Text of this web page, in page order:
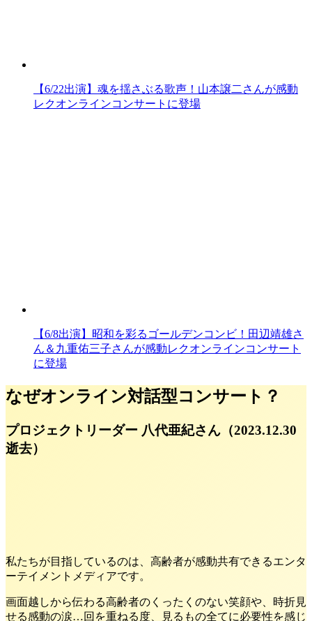
【6/22出演】魂を揺さぶる歌声！山本譲二さんが感動
レクオンラインコンサートに登場
【6/8出演】昭和を彩るゴールデンコンビ！田辺靖雄さ
ん＆九重佑三子さんが感動レクオンラインコンサート
に登場
なぜオンライン対話型コンサート？
プロジェクトリーダー 八代亜紀さん （2023.12.30
逝去）
私たちが目指しているのは、高齢者が感動共有できるエンタ
ーテイメントメディアです。
画面越しから伝わる高齢者のくったくのない笑顔や、時折見
せる感動の涙…回を重ねる度、見るもの全てに必要性を感じ